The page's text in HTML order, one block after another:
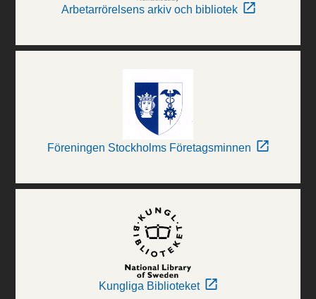
Arbetarrörelsens arkiv och bibliotek
Föreningen Stockholms Företagsminnen
Kungliga Biblioteket